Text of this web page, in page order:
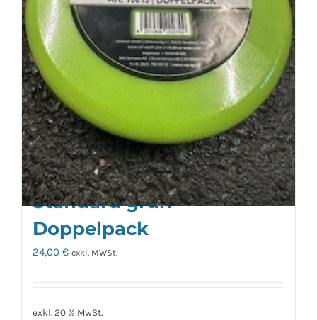
Carwaxx Polierpad
Standard grün
Doppelpack
24,00 € exkl. MWSt.
exkl. 20 % MwSt.